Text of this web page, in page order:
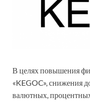
В целях повышения
«KEGOC», снижения
валютных,